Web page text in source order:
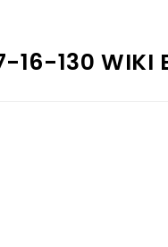
16-130 WIKI